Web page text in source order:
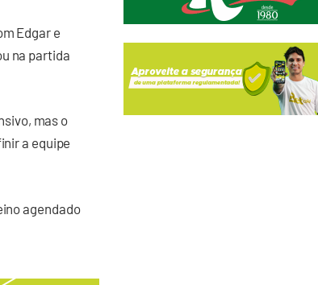
Edgar e
na partida
mas o
a equipe
agendado